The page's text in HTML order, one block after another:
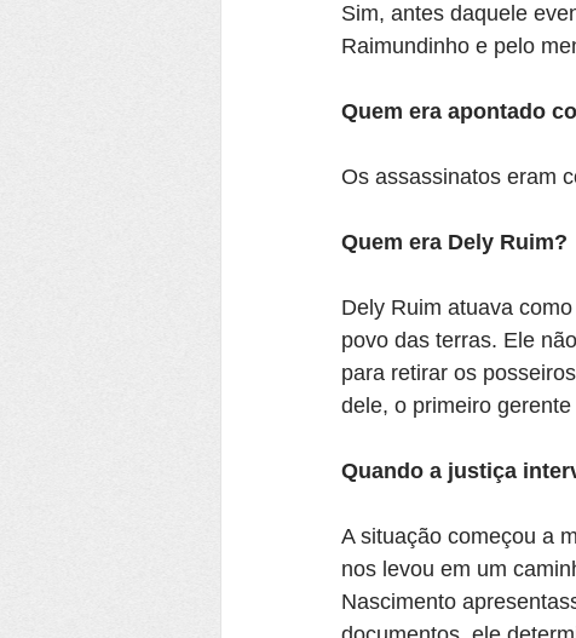
Sim, antes daquele
Raimundinho e pelo
Quem era apontado
Os assassinatos eram
Quem era Dely Ruim?
Dely Ruim atuava
povo das terras. Ele
para retirar os
dele, o primeiro
Quando a justiça
A situação começou a
nos levou em um
Nascimento